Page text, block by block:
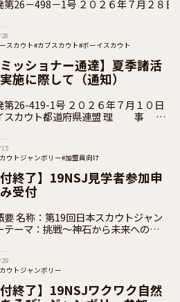
26－498－1号 ２０２６年７月２８日 ボーイスカウト都
スカウト#カブスカウト#ボーイスカウト
ースカウト
#ローバースカウト#団運営 #加盟員向け
ミッショナー通達】夏季諸活
施に際して（通知）
第26-419-1号 ２０２６年７月１０日
スカウト都道府県連盟 理 事
ウトジャンボリー#加盟員向け
付終了】19NSJ見学者参加申
受付
ウトジャン
テーマ：挑戦～神石から未来への一歩
（神石高原ティアガルテ
ウトジャンボリー
付終了】19NSJワクワク自然